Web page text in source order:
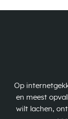
Op
en meest
wilt lachen,